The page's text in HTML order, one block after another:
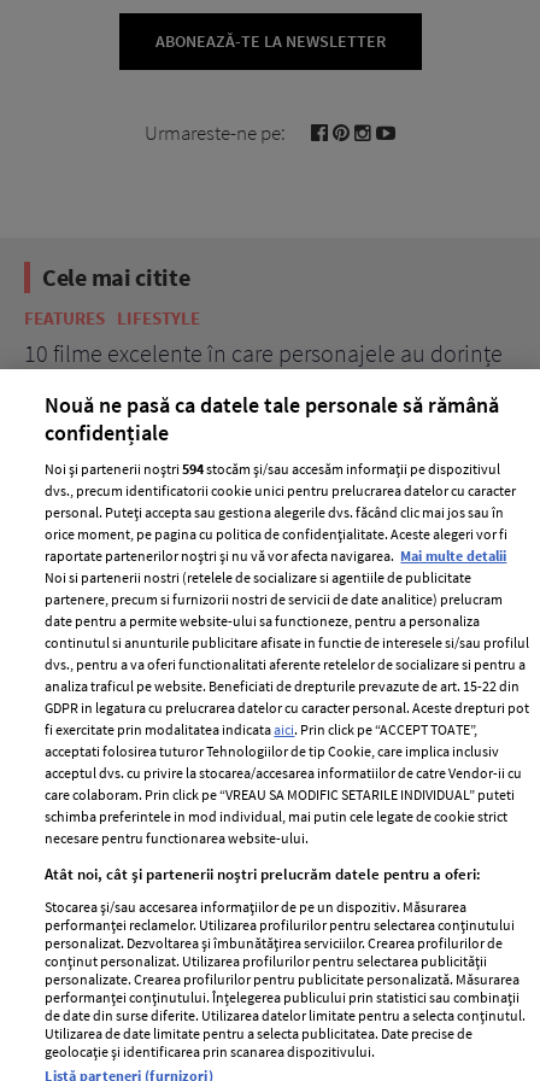
ABONEAZĂ-TE LA NEWSLETTER
Urmareste-ne pe:
Cele mai citite
FEATURES LIFESTYLE
10 filme excelente în care personajele au dorințe
ELLE Style Awards
2024
Despre ELLE
Romania
Contact
Abonamente
Termeni si conditii
Politica de
confidențialitate
Politica de cookies
Publicitate
GSP
Unica
Baby
Retete
femei
Viva
Avantaje
Retete practice
Pariază responsabil! Decizia ONJN nr. 821/25.09.2025.
Nouă ne pasă ca datele tale personale să rămână
confidențiale
Noi și partenerii noștri594stocăm și/sau accesăm informații pe dispozitivul
dvs., precum identificatorii cookie unici pentru prelucrarea datelor cu caracter
personal. Puteți accepta sau gestiona alegerile dvs. făcând clic mai jos sau în
orice moment, pe pagina cu politica de confidențialitate. Aceste alegeri vor fi
raportate partenerilor noștri și nu vă vor afecta navigarea. Mai multe detalii
Noi si partenerii nostri (retelele de socializare si agentiile de publicitate
partenere, precum si furnizorii nostri de servicii de date analitice) prelucram
date pentru a permite website-ului sa functioneze, pentru a personaliza
continutul si anunturile publicitare afisate in functie de interesele si/sau profilul
dvs., pentru a va oferi functionalitati aferente retelelor de socializare si pentru a
analiza traficul pe website. Beneficiati de drepturile prevazute de art. 15-22 din
GDPR in legatura cu prelucrarea datelor cu caracter personal. Aceste drepturi pot
fi exercitate prin modalitatea indicataaici. Prin click pe “ACCEPT TOATE”,
acceptati folosirea tuturor Tehnologiilor de tip Cookie, care implica inclusiv
acceptul dvs. cu privire la stocarea/accesarea informatiilor de catre Vendor-ii cu
care colaboram. Prin click pe “VREAU SA MODIFIC SETARILE INDIVIDUAL” puteti
schimba preferintele in mod individual, mai putin cele legate de cookie strict
necesare pentru functionarea website-ului.
Atât noi, cât și partenerii noștri prelucrăm datele pentru a oferi:
Stocarea și/sau accesarea informațiilor de pe un dispozitiv. Măsurarea
performanței reclamelor. Utilizarea profilurilor pentru selectarea conținutului
personalizat. Dezvoltarea și îmbunătățirea serviciilor. Crearea profilurilor de
conținut personalizat. Utilizarea profilurilor pentru selectarea publicității
personalizate. Crearea profilurilor pentru publicitate personalizată. Măsurarea
performanței conținutului. Înțelegerea publicului prin statistici sau combinații
de date din surse diferite. Utilizarea datelor limitate pentru a selecta conținutul.
Utilizarea de date limitate pentru a selecta publicitatea. Date precise de
geolocație și identificarea prin scanarea dispozitivului.
Listă parteneri (furnizori)